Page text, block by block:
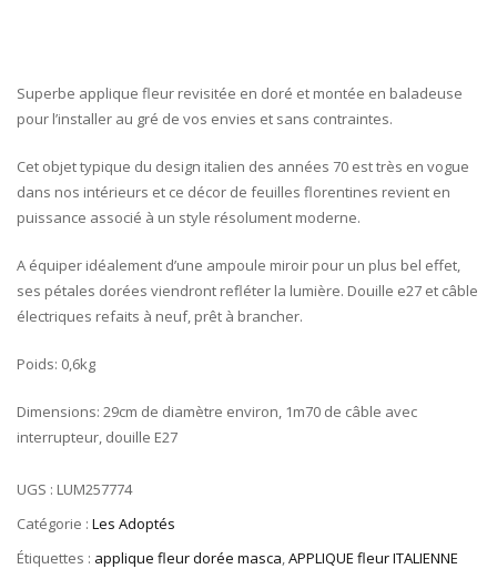
Superbe applique fleur revisitée en doré et montée en baladeuse
pour l’installer au gré de vos envies et sans contraintes.
Cet objet typique du design italien des années 70 est très en vogue
dans nos intérieurs et ce décor de feuilles florentines revient en
puissance associé à un style résolument moderne.
A équiper idéalement d’une ampoule miroir pour un plus bel effet,
ses pétales dorées viendront refléter la lumière. Douille e27 et câble
électriques refaits à neuf, prêt à brancher.
Poids: 0,6kg
Dimensions: 29cm de diamètre environ, 1m70 de câble avec
interrupteur, douille E27
UGS : LUM257774
Catégorie : Les Adoptés
Étiquettes : applique fleur dorée masca,APPLIQUE fleur ITALIENNE